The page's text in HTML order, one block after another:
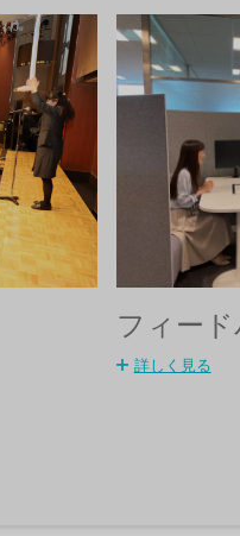
フィー
詳しく見る